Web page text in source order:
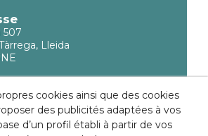
507
Lleida
Information légale
de confidencialité
cookies ainsi que des cookies
des publicités adaptées à vos
d’un profil établi à partir de vos